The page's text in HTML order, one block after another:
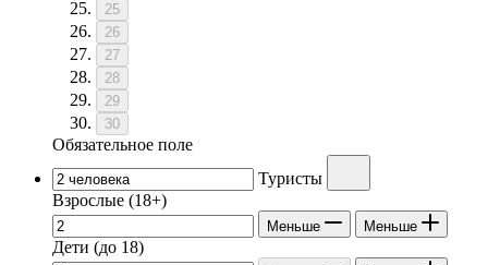
25
26
27
28
29
30
Обязательное поле
Туристы
Взрослые (18+)
Меньше Меньше
Дети (до 18)